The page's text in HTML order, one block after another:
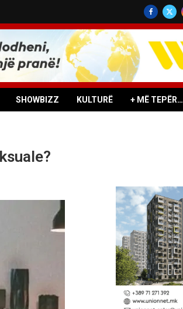
SHOWBIZZ KULTURË + MË TEPËR…